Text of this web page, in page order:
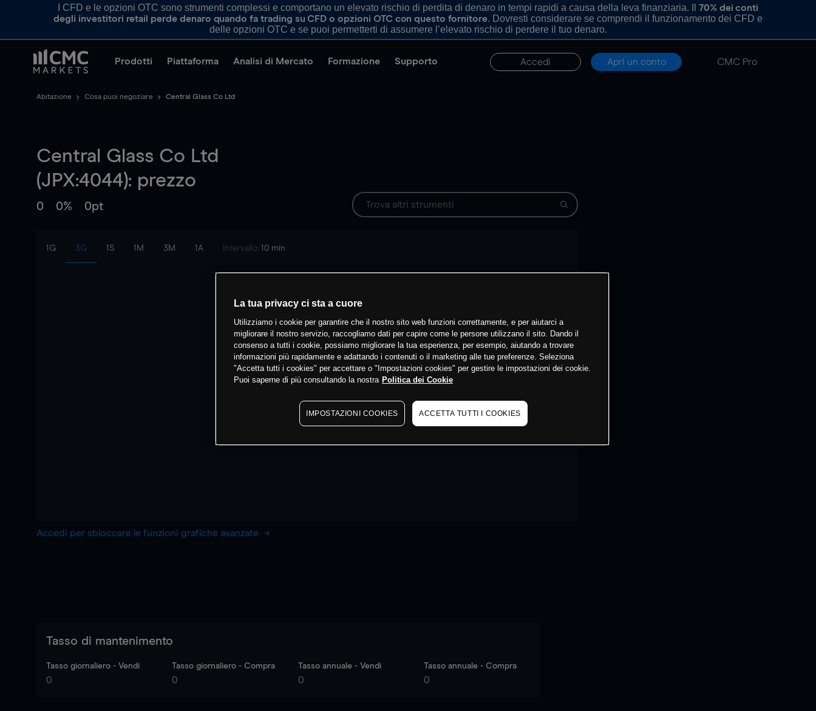
I CFD e le opzioni OTC sono strumenti complessi e comportano un elevato rischio di perdita di denaro in tempi rapidi a causa della leva finanziaria. Il 70% dei conti
degli investitori retail perde denaro quando fa trading su CFD o opzioni OTC con questo fornitore. Dovresti considerare se comprendi il funzionamento dei CFD e
delle opzioni OTC e se puoi permetterti di assumere l’elevato rischio di perdere il tuo denaro.
Prodotti Piattaforma Analisi di Mercato Formazione Supporto Accedi Apri un conto CMC Pro
Abitazione Cosa puoi negoziare Central Glass Co Ltd
Central Glass Co Ltd
(JPX:4044): prezzo
0 0% 0pt
1G 3G 1S 1M 3M 1A Intervallo: 10 min
Accedi per sbloccare le funzioni grafiche avanzate
Tasso di mantenimento
Tasso giornaliero - Vendi
0
Tasso giornaliero - Compra
0
Tasso annuale - Vendi
0
Tasso annuale - Compra
0
La tua privacy ci sta a cuore
Utilizziamo i cookie per garantire che il nostro sito web funzioni correttamente, e per aiutarci a
migliorare il nostro servizio, raccogliamo dati per capire come le persone utilizzano il sito. Dando il
consenso a tutti i cookie, possiamo migliorare la tua esperienza, per esempio, aiutando a trovare
informazioni più rapidamente e adattando i contenuti o il marketing alle tue preferenze. Seleziona
"Accetta tutti i cookies" per accettare o "Impostazioni cookies" per gestire le impostazioni dei cookie.
Puoi saperne di più consultando la nostra Politica dei Cookie
IMPOSTAZIONI COOKIES ACCETTA TUTTI I COOKIES